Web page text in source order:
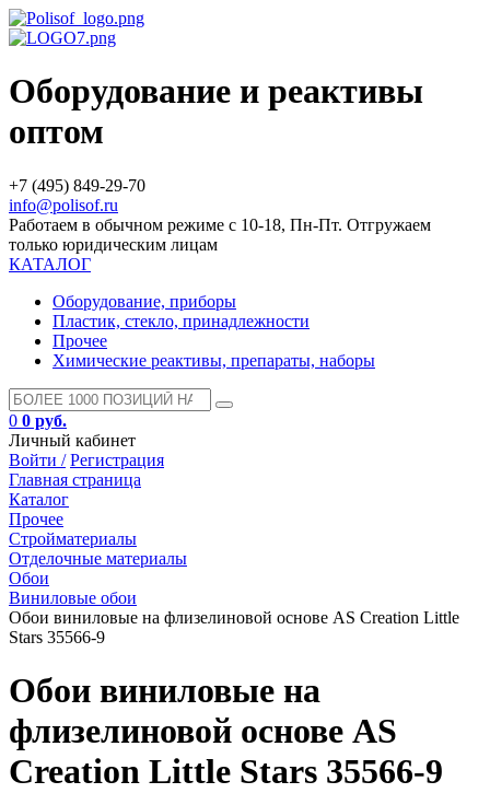
Оборудование и реактивы
оптом
+7 (495) 849-29-70
info@polisof.ru
Работаем в обычном режиме с 10-18, Пн-Пт. Отгружаем
только юридическим лицам
КАТАЛОГ
Оборудование, приборы
Пластик, стекло, принадлежности
Прочее
Химические реактивы, препараты, наборы
0 0 руб.
Личный кабинет
Войти / Регистрация
Главная страница
Каталог
Прочее
Стройматериалы
Отделочные материалы
Обои
Виниловые обои
Обои виниловые на флизелиновой основе AS Creation Little
Stars 35566-9
Обои виниловые на
флизелиновой основе AS
Creation Little Stars 35566-9